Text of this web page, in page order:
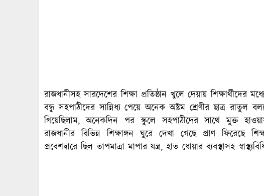
রাজধানীসহ সারদেশের শিক্ষা প্রতিষ্ঠান খুলে দেয়ায়
বন্ধু সহপাঠীদের সান্নিধ্য পেয়ে অনেক অষ্টম শ্রেণীর ছাত্র
গিয়েছিলাম, অনেকদিন পর স্কুলে সহপাঠীদের সাথে মুক্ত
রাজধানীর বিভিন্ন শিক্ষাঙ্গন ঘুরে দেখা গেছে প্রাণ ফিরেছে
প্রবেশদ্বারে ছিল তাপমাত্রা মাপার যন্ত্র, হাত ধোয়ার ব্যবস্থাসহ